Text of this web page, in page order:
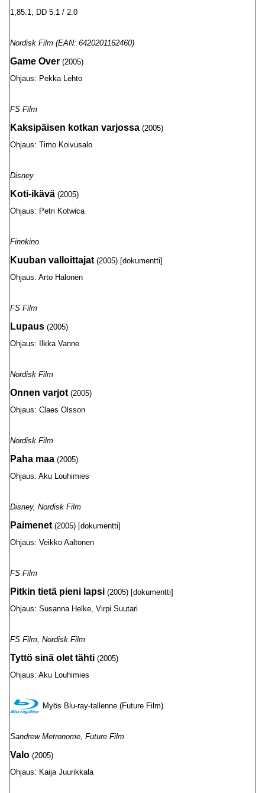
1,85:1, DD 5.1 / 2.0
Nordisk Film (EAN: 6420201162460)
Game Over (2005)
Ohjaus: Pekka Lehto
FS Film
Kaksipäisen kotkan varjossa (2005)
Ohjaus: Timo Koivusalo
Disney
Koti-ikävä (2005)
Ohjaus: Petri Kotwica
Finnkino
Kuuban valloittajat(2005) [dokumentti]
Ohjaus: Arto Halonen
FS Film
Lupaus (2005)
Ohjaus: Ilkka Vanne
Nordisk Film
Onnen varjot(2005)
Ohjaus: Claes Olsson
Nordisk Film
Paha maa (2005)
Ohjaus: Aku Louhimies
Disney, Nordisk Film
Paimenet (2005) [dokumentti]
Ohjaus: Veikko Aaltonen
FS Film
Pitkin tietä pieni lapsi (2005) [dokumentti]
Ohjaus: Susanna Helke, Virpi Suutari
FS Film, Nordisk Film
Tyttö sinä olet tähti (2005)
Ohjaus: Aku Louhimies
Myös Blu-ray-tallenne (Future Film)
Sandrew Metronome, Future Film
Valo (2005)
Ohjaus: Kaija Juurikkala